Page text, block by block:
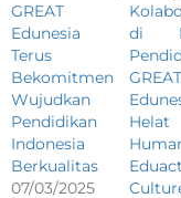
GREAT
Edunesia
Terus
Bekomitmen
Wujudkan
Pendidikan
Indonesia
Berkualitas
07/03/2025
di
GREAT
Helat